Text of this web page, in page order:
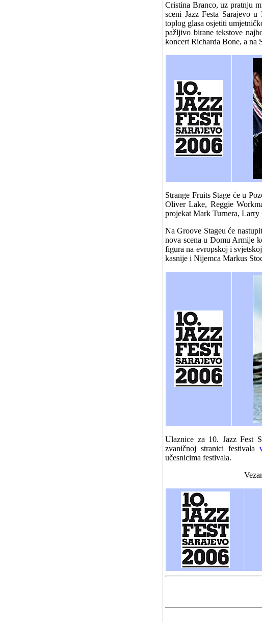
Cristina Branco, uz pratnju
sceni Jazz Festa Sarajevo
toplog glasa osjetiti
pažljivo birane tekstove
koncert Richarda Bone, a na
Strange Fruits Stage će u
Oliver Lake, Reggie
projekat Mark Turnera, Larry
Na Groove Stageu će
nova scena u Domu Armije
figura na evropskoj i
kasnije i Nijemca Markus
Ulaznice za 10. Jazz Fest
zvaničnoj stranici festivala
učesnicima festivala.